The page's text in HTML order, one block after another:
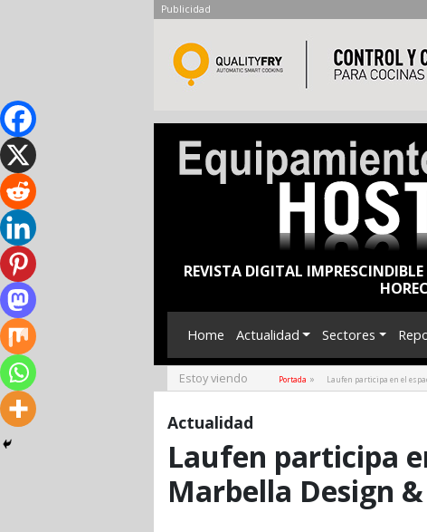
Publicidad
REVISTA DIGITAL
Home Actualidad Sectores
Estoy viendo Portada » Laufen participa en el
Actualidad
Laufen participa
Marbella Design